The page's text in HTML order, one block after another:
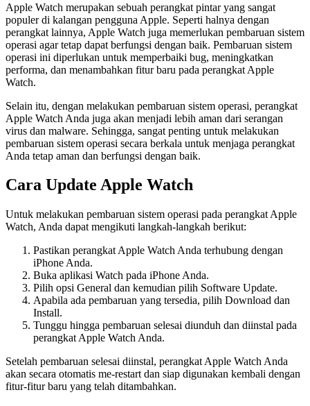
Apple Watch merupakan sebuah perangkat pintar yang sangat
populer di kalangan pengguna Apple. Seperti halnya dengan
perangkat lainnya, Apple Watch juga memerlukan pembaruan sistem
operasi agar tetap dapat berfungsi dengan baik. Pembaruan sistem
operasi ini diperlukan untuk memperbaiki bug, meningkatkan
performa, dan menambahkan fitur baru pada perangkat Apple
Watch.
Selain itu, dengan melakukan pembaruan sistem operasi, perangkat
Apple Watch Anda juga akan menjadi lebih aman dari serangan
virus dan malware. Sehingga, sangat penting untuk melakukan
pembaruan sistem operasi secara berkala untuk menjaga perangkat
Anda tetap aman dan berfungsi dengan baik.
Cara Update Apple Watch
Untuk melakukan pembaruan sistem operasi pada perangkat Apple
Watch, Anda dapat mengikuti langkah-langkah berikut:
Pastikan perangkat Apple Watch Anda terhubung dengan
iPhone Anda.
Buka aplikasi Watch pada iPhone Anda.
Pilih opsi General dan kemudian pilih Software Update.
Apabila ada pembaruan yang tersedia, pilih Download dan
Install.
Tunggu hingga pembaruan selesai diunduh dan diinstal pada
perangkat Apple Watch Anda.
Setelah pembaruan selesai diinstal, perangkat Apple Watch Anda
akan secara otomatis me-restart dan siap digunakan kembali dengan
fitur-fitur baru yang telah ditambahkan.